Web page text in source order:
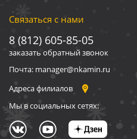
Связаться с нами
8 (812) 605-85-05
заказать обратный звонок
Почта: manager@nkamin.ru
Адреса филиалов
Мы в социальных сетях: